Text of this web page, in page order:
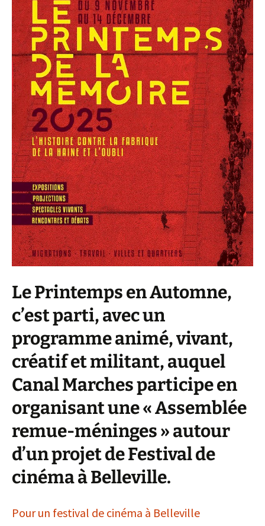
Le Printemps en Automne,
c’est parti, avec un
programme animé, vivant,
créatif et militant, auquel
Canal Marches participe en
organisant une « Assemblée
remue-méninges » autour
d’un projet de Festival de
cinéma à Belleville.
Pour un festival de cinéma à Belleville